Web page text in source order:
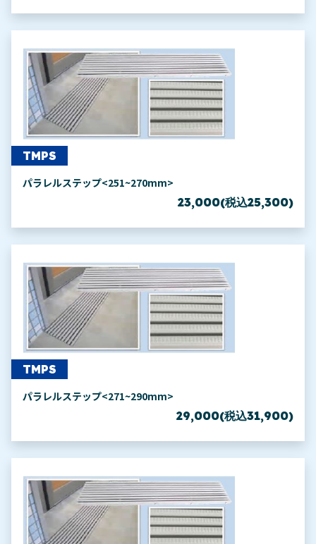
TMPS
パラレルステップ<251~270mm>
23,000(税込25,300)
TMPS
パラレルステップ<271~290mm>
29,000(税込31,900)